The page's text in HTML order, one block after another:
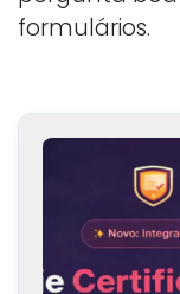
formulários.